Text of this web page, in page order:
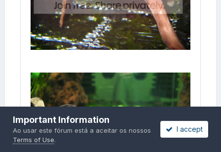
Important Information
Ao usar este fórum está a aceitar os nossos
Terms of Use.
I accept